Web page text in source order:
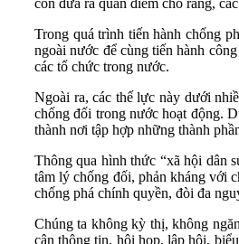
còn đưa ra quan điểm cho rằng,
Trong quá trình tiến hành chống
ngoài nước để cùng tiến hành
các tổ chức trong nước.
Ngoài ra, các thế lực này dưới
chống đối trong nước hoạt động.
thành nơi tập hợp những thành
Thông qua hình thức “xã hội dân
tâm lý chống đối, phản kháng với
chống phá chính quyền, đòi đa
Chúng ta không kỳ thị, không
cận thông tin, hội họp, lập hội,